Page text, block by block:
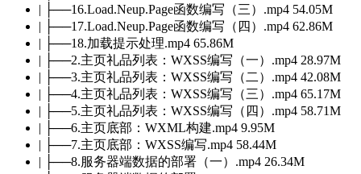
| ├──16.Load.Neup.Page函数编写（三）.mp4 54.05M
| ├──17.Load.Neup.Page函数编写（四）.mp4 62.86M
| ├──18.加载提示处理.mp4 65.86M
| ├──2.主页礼品列表：WXSS编写（一）.mp4 28.97M
| ├──3.主页礼品列表：WXSS编写（二）.mp4 42.08M
| ├──4.主页礼品列表：WXSS编写（三）.mp4 65.17M
| ├──5.主页礼品列表：WXSS编写（四）.mp4 58.71M
| ├──6.主页底部：WXML构建.mp4 9.95M
| ├──7.主页底部：WXSS编写.mp4 58.44M
| ├──8.服务器端数据的部署（一）.mp4 26.34M